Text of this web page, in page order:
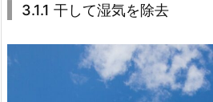
3.1.1 干して湿気を除去